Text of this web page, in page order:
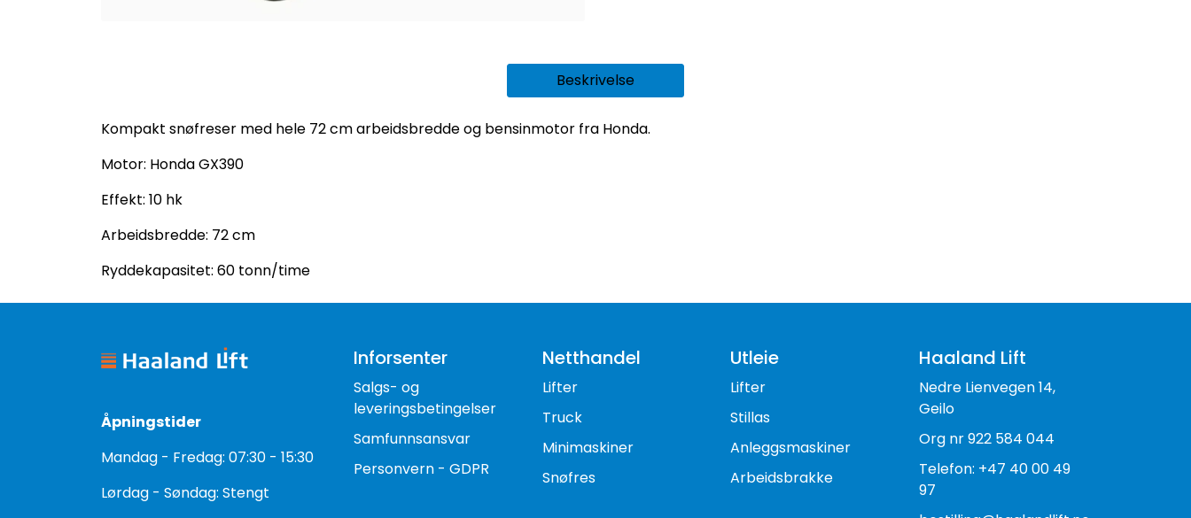
Beskrivelse
Kompakt snøfreser med hele 72 cm arbeidsbredde og bensinmotor fra Honda.
Motor: Honda GX390
Effekt: 10 hk
Arbeidsbredde: 72 cm
Ryddekapasitet: 60 tonn/time
Inforsenter
Salgs- og
leveringsbetingelser
Samfunnsansvar
Personvern - GDPR
Netthandel
Lifter
Truck
Minimaskiner
Snøfres
Utleie
Lifter
Stillas
Anleggsmaskiner
Arbeidsbrakke
Haaland Lift
Nedre Lienvegen 14,
Geilo
Org nr 922 584 044
Telefon: +47 40 00 49
97
Åpningstider
Mandag - Fredag: 07:30 - 15:30
Lørdag - Søndag: Stengt